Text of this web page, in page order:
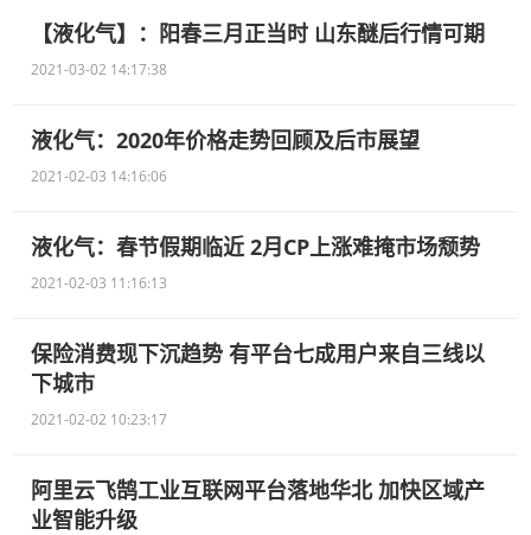
【液化气】：阳春三月正当时 山东醚后行情可期
2021-03-02 14:17:38
液化气：2020年价格走势回顾及后市展望
2021-02-03 14:16:06
液化气：春节假期临近 2月CP上涨难掩市场颓势
2021-02-03 11:16:13
保险消费现下沉趋势 有平台七成用户来自三线以
下城市
2021-02-02 10:23:17
阿里云飞鹄工业互联网平台落地华北 加快区域产
业智能升级